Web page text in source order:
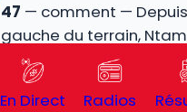
47 — comment —
gauche du terrain,
transforme une
avec la même précision
En Direct Radios